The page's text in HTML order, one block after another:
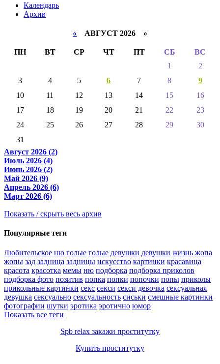
Календарь
Архив
« АВГУСТ 2026 »
ПН ВТ СР ЧТ ПТ СБ
ВС
1
2
3
4 5 6 7 8
9
10
11 12 13 14 15
16
17
18 19 20 21 22
23
24
25 26 27 28 29
30
31
Август 2026 (2)
Июль 2026 (4)
Июнь 2026 (2)
Май 2026 (9)
Апрель 2026 (6)
Март 2026 (6)
Показать / скрыть весь архив
Популярные теги
Любительское ню голые голые девушки девушки жизнь жопа
жопы зад задница задницы искусство картинки красавица
красота красотка мемы ню подборка подборка приколов
подборка фото позитив попка попки попочки попы приколы
прикольные картинки секс секси секси девочка сексуальная
девушка сексуально сексуальность сиськи смешные картинки
фотографии шутки эротика эротично юмор
Показать все теги
Spb relax закажи проститутку
Купить проститутку